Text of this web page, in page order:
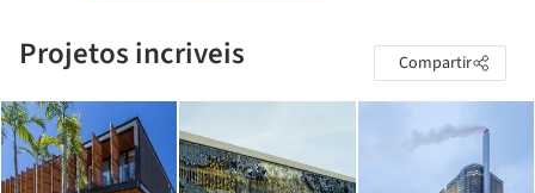
Projetos incriveis Compartir